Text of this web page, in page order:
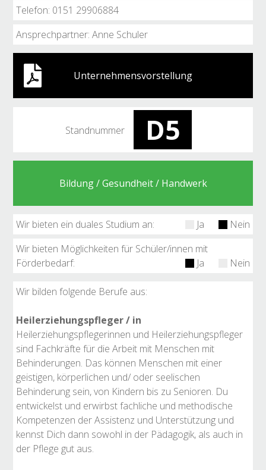
Telefon: 0151 29906884
Ansprechpartner: Anne Schuler
Unternehmensvorstellung
Standnummer D5
Bildung / Gesundheit / Handwerk
Wir bieten ein duales Studium an: Ja
Nein
Wir bieten Möglichkeiten für Schüler/innen mit
Förderbedarf:
Ja Nein
Wir bilden folgende Berufe aus:
Heilerziehungspfleger / in
Heilerziehungspflegerinnen und Heilerziehungspfleger
sind Fachkräfte für die Arbeit mit Menschen mit
Behinderungen. Das können Menschen mit einer
geistigen, körperlichen und/ oder seelischen
Behinderung sein, von Kindern bis zu Senioren. Du
entwickelst und erwirbst fachliche und methodische
Kompetenzen der Assistenz und Unterstützung und
kennst Dich dann sowohl in der Pädagogik, als auch in
der Pflege gut aus.